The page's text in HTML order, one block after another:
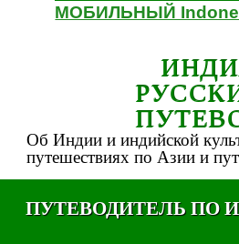
МОБИЛЬНЫЙ
Об Индии и индийской
путешествиях по Азии и
ПУТЕВОДИТЕЛЬ ПО